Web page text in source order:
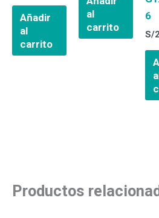
Añadir
al
carrito
al
carrito
6
S/
Productos